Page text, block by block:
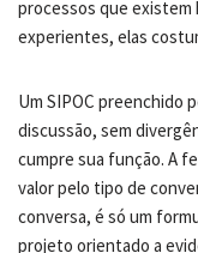
processos que existem
experientes, elas
Um SIPOC preenchido
discussão, sem
cumpre sua função. A
valor pelo tipo de
conversa, é só um
projeto orientado a